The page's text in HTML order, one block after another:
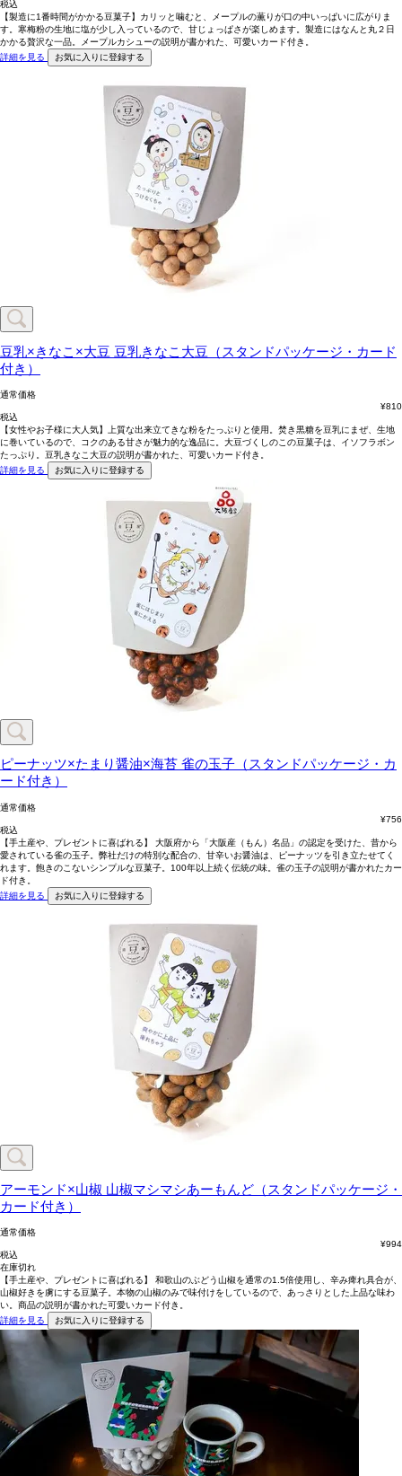
税込
【製造に1番時間がかかる豆菓子】カリッと噛むと、メープルの薫りが口の中いっぱいに広がりま
す。寒梅粉の生地に塩が少し入っているので、甘じょっぱさが楽しめます。製造にはなんと丸２日
かかる贅沢な一品。メープルカシューの説明が書かれた、可愛いカード付き。
詳細を見る
お気に入りに登録する
豆乳×きなこ×大豆 豆乳きなこ大豆（スタンドパッケージ・カード
付き）
通常価格
¥810
税込
【女性やお子様に大人気】上質な出来立てきな粉をたっぷりと使用。焚き黒糖を豆乳にまぜ、生地
に巻いているので、コクのある甘さが魅力的な逸品に。大豆づくしのこの豆菓子は、イソフラボン
たっぷり。豆乳きなこ大豆の説明が書かれた、可愛いカード付き。
詳細を見る
お気に入りに登録する
ピーナッツ×たまり醤油×海苔 雀の玉子（スタンドパッケージ・カ
ード付き）
通常価格
¥756
税込
【手土産や、プレゼントに喜ばれる】 大阪府から「大阪産（もん）名品」の認定を受けた、昔から
愛されている雀の玉子。弊社だけの特別な配合の、甘辛いお醤油は、ピーナッツを引き立たせてく
れます。飽きのこないシンプルな豆菓子。100年以上続く伝統の味。雀の玉子の説明が書かれたカー
ド付き。
詳細を見る
お気に入りに登録する
アーモンド×山椒 山椒マシマシあーもんど（スタンドパッケージ・
カード付き）
通常価格
¥994
税込
在庫切れ
【手土産や、プレゼントに喜ばれる】 和歌山のぶどう山椒を通常の1.5倍使用し、辛み痺れ具合が、
山椒好きを虜にする豆菓子。本物の山椒のみで味付けをしているので、あっさりとした上品な味わ
い。商品の説明が書かれた可愛いカード付き。
詳細を見る
お気に入りに登録する